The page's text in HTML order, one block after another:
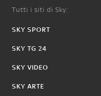
Tutti i siti di Sky:
SKY SPORT
SKY TG 24
SKY VIDEO
SKY ARTE